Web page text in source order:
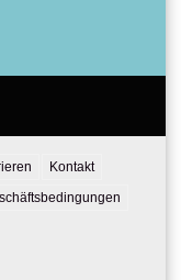
Kontakt